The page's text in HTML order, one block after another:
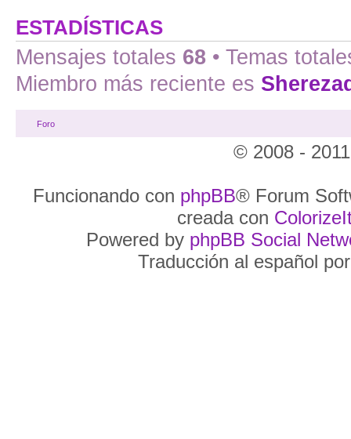
ESTADÍSTICAS
Mensajes totales 68 • Temas
Miembro más reciente es
Foro
© 2008 -
Funcionando con phpBB® Forum
creada con
Powered by phpBB Social
Traducción al español